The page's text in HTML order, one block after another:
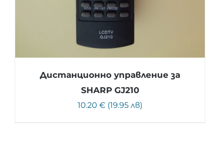
Дистанционно управление за
SHARP GJ210
10.20 € (19.95 лв)